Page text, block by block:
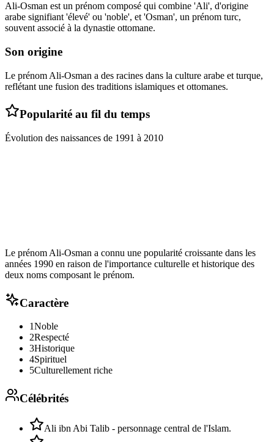
Ali-Osman est un prénom composé qui combine 'Ali', d'origine
arabe signifiant 'élevé' ou 'noble', et 'Osman', un prénom turc,
souvent associé à la dynastie ottomane.
Son origine
Le prénom Ali-Osman a des racines dans la culture arabe et turque,
reflétant une fusion des traditions islamiques et ottomanes.
Popularité au fil du temps
Évolution des naissances de 1991 à 2010
Le prénom Ali-Osman a connu une popularité croissante dans les
années 1990 en raison de l'importance culturelle et historique des
deux noms composant le prénom.
Caractère
1Noble
2Respecté
3Historique
4Spirituel
5Culturellement riche
Célébrités
Ali ibn Abi Talib - personnage central de l'Islam.